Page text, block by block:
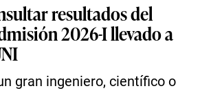
resultados del
2026-I llevado a
gran ingeniero, científico o